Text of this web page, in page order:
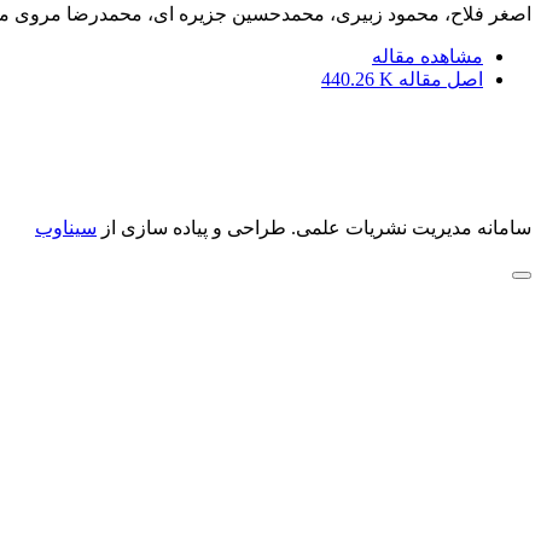
اصغر فلاح، محمود زبیری، محمدحسین جزیره ای، محمدرضا مروی
مشاهده مقاله
اصل مقاله 440.26 K
سامانه مدیریت نشریات علمی. طراحی و پیاده سازی از سیناوب